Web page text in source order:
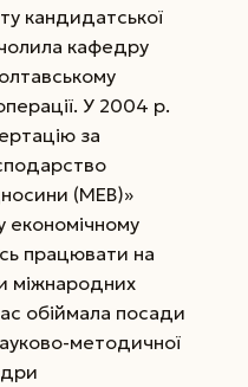
кандидатської
кафедру
У 2004 р.
за
(МЕВ)»
економічному
працювати на
міжнародних
обіймала посади
методичної